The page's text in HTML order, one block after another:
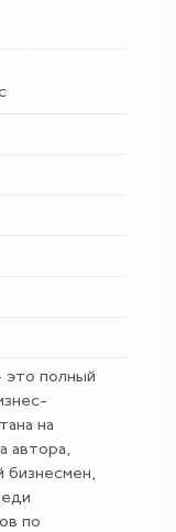
полный
на
автора,
бизнесмен,
по